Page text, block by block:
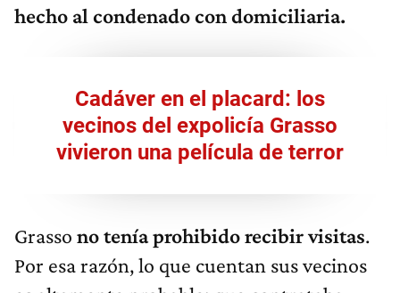
hecho al condenado con domiciliaria.
Cadáver en el placard: los
vecinos del expolicía Grasso
vivieron una película de terror
Grasso no tenía prohibido recibir visitas.
Por esa razón, lo que cuentan sus vecinos